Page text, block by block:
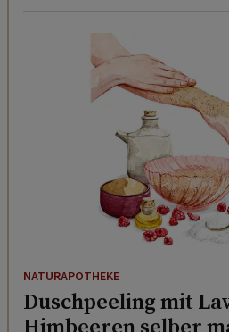
NATURAPOTHEKE
Duschpeeling mit